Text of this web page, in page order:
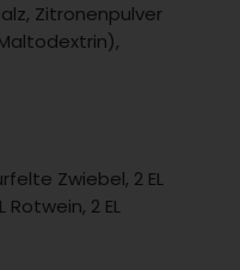
Zitronenpulver
Zwiebel, 2 EL
Rotwein, 2 EL